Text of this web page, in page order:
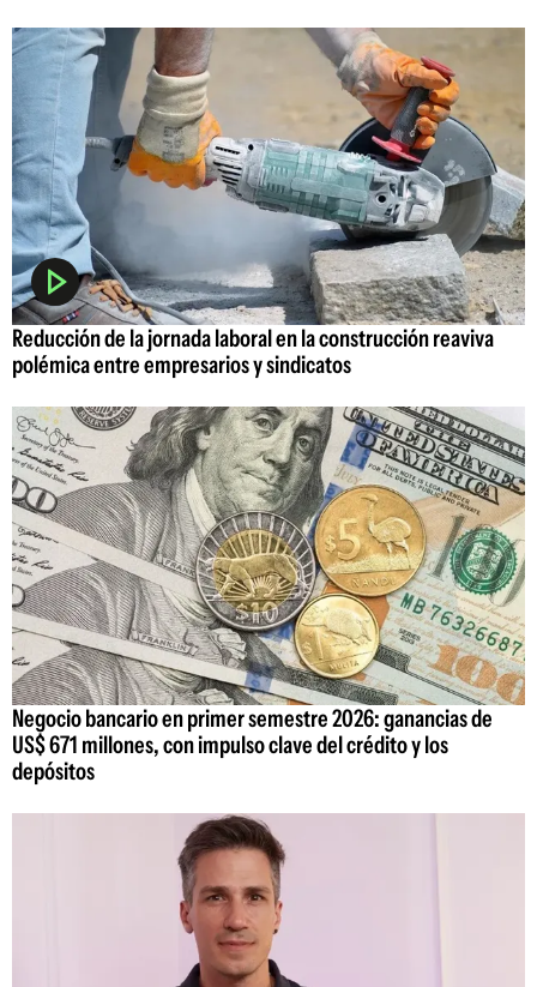
Reducción de la jornada laboral en la construcción reaviva
polémica entre empresarios y sindicatos
Negocio bancario en primer semestre 2026: ganancias de
US$ 671 millones, con impulso clave del crédito y los
depósitos